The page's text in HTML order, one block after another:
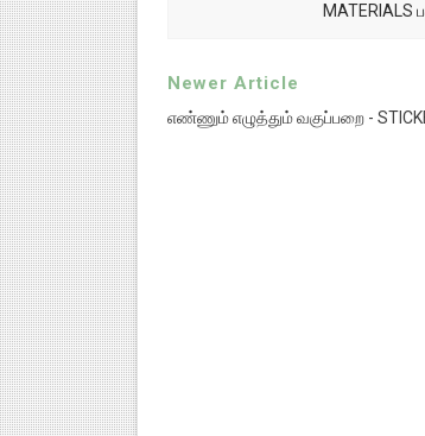
MATERIALS
Newer Article
எண்ணும் எழுத்தும் வகுப்பறை -